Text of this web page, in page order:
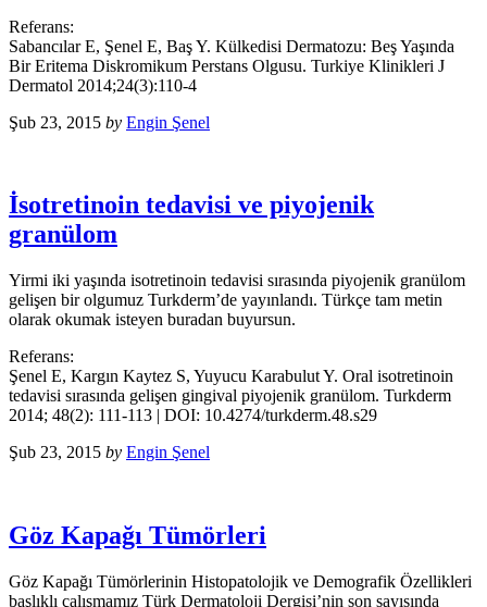
Referans:
Sabancılar E, Şenel E, Baş Y. Külkedisi Dermatozu: Beş Yaşında
Bir Eritema Diskromikum Perstans Olgusu. Turkiye Klinikleri J
Dermatol 2014;24(3):110-4
Şub 23, 2015 by Engin Şenel
İsotretinoin tedavisi ve piyojenik
granülom
Yirmi iki yaşında isotretinoin tedavisi sırasında piyojenik granülom
gelişen bir olgumuz Turkderm’de yayınlandı. Türkçe tam metin
olarak okumak isteyen buradan buyursun.
Referans:
Şenel E, Kargın Kaytez S, Yuyucu Karabulut Y. Oral isotretinoin
tedavisi sırasında gelişen gingival piyojenik granülom. Turkderm
2014; 48(2): 111-113 | DOI: 10.4274/turkderm.48.s29
Şub 23, 2015 by Engin Şenel
Göz Kapağı Tümörleri
Göz Kapağı Tümörlerinin Histopatolojik ve Demografik Özellikleri
başlıklı çalışmamız Türk Dermatoloji Dergisi’nin son sayısında